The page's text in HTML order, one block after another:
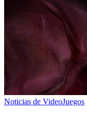
Noticias de VideoJuegos